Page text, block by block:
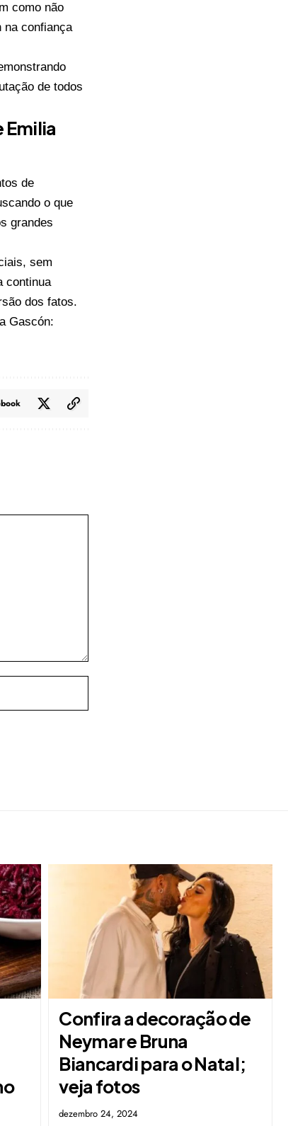
como não
na confiança
de todos
Emilia
de
o que
grandes
sem
continua
dos fatos.
Gascón:
Confira a decoração de
Neymar e Bruna
Biancardi para o Natal;
veja fotos
dezembro 24, 2024